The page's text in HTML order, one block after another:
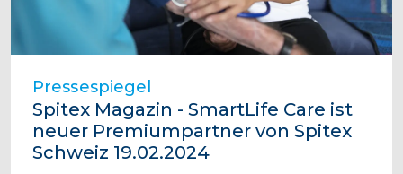
Pressespiegel
Spitex Magazin - SmartLife Care ist
neuer Premiumpartner von Spitex
Schweiz 19.02.2024